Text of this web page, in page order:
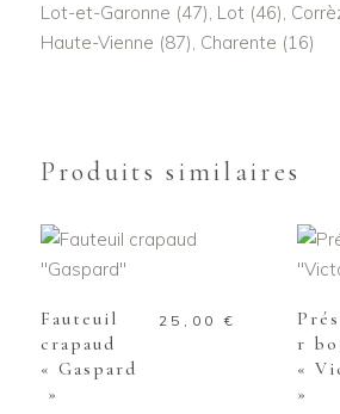
Lot-et-Garonne (47), Lot (46),
Haute-Vienne (87), Charente (16)
Produits similaires
AJOUTER AU
PANIER
Fauteuil
crapaud
« Gaspard
»
25,00€
r
«
»